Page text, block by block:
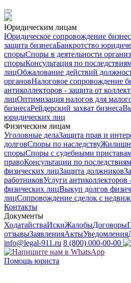
Юридическим лицам
Юридическое сопровождение
защита бизнесаБанкротство
спорыСпоры в деятельности
спорыКонсультация по
лицОбжалование действий
органовНалоговое сопровождение
антиколлекторов - защита от
лицОптимизация налогов для
бизнесаРейдерский захват бизнеса
юридических лиц
Физическим лицам
Уголовные делаЗащита прав и
долговСпоры по наследству
спорыСпоры с судебными
правоКонсультации по
физических лицЗащита должников
работниковУслуги антиколлекторов
физических лицВыкуп долгов
лицСопровождение сделок с
Контакты
Документы
ХодатайстваИскиЖалобыДоговоры
отзывыЗаявленияАктыУведомления
info@legal-911.ru 8 (800) 000-00-00
Помощь юриста